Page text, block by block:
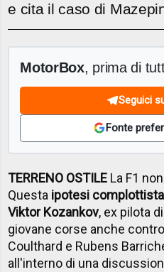
e cita il caso di
MotorBox, prima di
Seguici
Fonte
TERRENO OSTILE La F1
Questa ipotesi
Viktor Kozankov, ex pilota
giovane corse anche
Coulthard e Rubens
all'interno di una